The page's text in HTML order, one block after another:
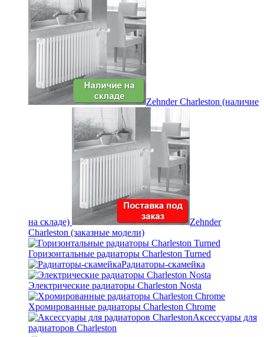
Zehnder Charleston (наличие
на складе)
Zehnder
Charleston (заказные модели)
Горизонтальные радиаторы Charleston Turned
Радиаторы-скамейка
Электрические радиаторы Charleston Nosta
Хромированные радиаторы Charleston Chrome
Аксессуары для
радиаторов Charleston